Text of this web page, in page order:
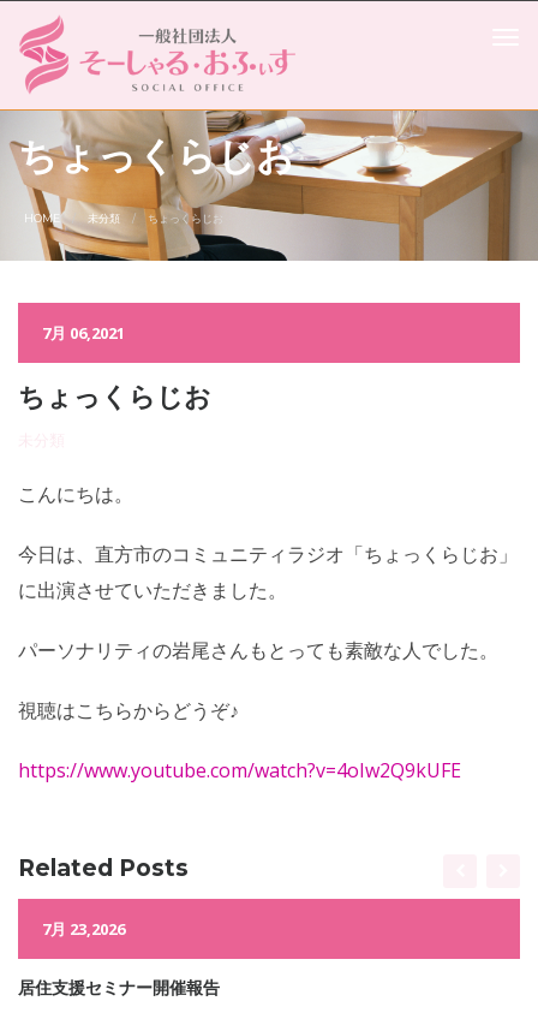
ちょっくらじお
HOME 未分類 ちょっくらじお
7月 06,2021
ちょっくらじお
こんにちは。
今日は、直方市のコミュニティラジオ「ちょっくらじお」
に出演させていただきました。
パーソナリティの岩尾さんもとっても素敵な人でした。
視聴はこちらからどうぞ♪
https://www.youtube.com/watch?v=4oIw2Q9kUFE
Related Posts
7月 23,2026
居住支援セミナー開催報告